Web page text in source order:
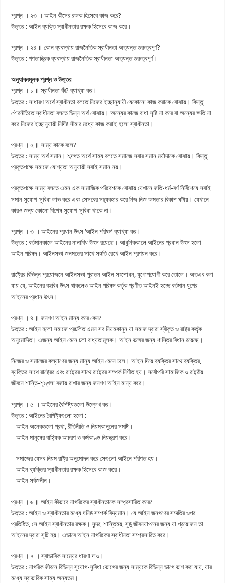
প্রশ্ন ॥ ২৩ ॥ আইন কীসের রক্ষক হিসেবে কাজ করে?
উত্তর : আইন ব্যক্তি স্বাধীনতার রক্ষক হিসেবে কাজ করে।
প্রশ্ন ॥ ২৪ ॥ কোন ব্যবস্থায় রাজনৈতিক স্বাধীনতা অত্যন্ত গুরুত্বপূর্ণ?
উত্তর : গণতান্ত্রিক ব্যবস্থায় রাজনৈতিক স্বাধীনতা অত্যন্ত গুরুত্বপূর্ণ।
অনুধাবনমূলক প্রশ্ন ও উত্তর
প্রশ্ন ॥ ১ ॥ স্বাধীনতা কী? ব্যাখ্যা কর।
উত্তর : সাধারণ অর্থে স্বাধীনতা বলতে নিজের ইচ্ছানুযায়ী যেকোনো কাজ করাকে বোঝায়। কিন্তু
পৌরনীতিতে স্বাধীনতা বলতে ভিন্ন অর্থ বোঝায়। অন্যের কাজে বাধা সৃষ্টি না করে বা অন্যের ক্ষতি না
করে নিজের ইচ্ছানুযায়ী নির্দিষ্ট সীমার মধ্যে কাজ করাই হলো স্বাধীনতা।
প্রশ্ন ॥ ২ ॥ সাম্য কাকে বলে?
উত্তর : সাম্য অর্থ সমান। শব্দগত অর্থে সাম্য বলতে সমাজে সবার সমান মর্যাদাকে বোঝায়। কিন্তু
প্রকৃতপক্ষে সমাজে যোগ্যতা অনুযায়ী সবাই সমান নয়।
প্রকৃতপক্ষে সাম্য বলতে এমন এক সামাজিক পরিবেশকে বোঝায় যেখানে জতি-ধর্ম-বর্ণ নির্বিশেষে সবাই
সমান সুযোগ-সুবিধা লাভ করে এবং সেসবের সদ্ব্যবহার করে নিজ নিজ ক্ষমতার বিকাশ ঘটায়। যেখানে
কারও জন্য কোনো বিশেষ সুযোগ-সুবিধা থাকে না।
প্রশ্ন ॥ ৩ ॥ আইনের প্রধান উৎস ‘আইন পরিষদ’ ব্যাখ্যা কর।
উত্তর : বর্তমানকালে আইনের নানাবিধ উৎস রয়েছে। আধুনিককালে আইনের প্রধান উৎস হলো
আইন পরিষদ। আইনসভা জনমতের সাথে সঙ্গতি রেখে আইন প্রণয়ন করে।
রাষ্ট্রের বিভিন্ন প্রয়োজনে আইনসভা পুরাতন আইন সংশোধন, যুগোপযোগী করে তোলে। অতএব বলা
যায় যে, আইনের বহুবিধ উৎস থাকলেও আইন পরিষদ কর্তৃক প্রণীত আইনই হচ্ছে বর্তমান যুগের
আইনের প্রধান উৎস।
প্রশ্ন ॥ ৪ ॥ জনগণ আইন মান্য করে কেন?
উত্তর : আইন হলো সমাজে প্রচলিত এমন সব নিয়মকানুন যা সমাজ দ্বারা স্বীকৃত ও রাষ্ট্র কর্তৃক
অনুমোদিত। এজন্য আইন মেনে চলা বাধ্যতামূলক। আইন ভঙ্গের জন্য শাস্তির বিধান রয়েছে।
নিজের ও সমাজের কল্যাণের জন্য মানুষ আইন মেনে চলে। আইন দিয়ে ব্যক্তির সাথে ব্যক্তির,
ব্যক্তির সাথে রাষ্ট্রের এবং রাষ্ট্রের সাথে রাষ্ট্রের সম্পর্ক নির্ণীত হয়। সর্বোপরি সামাজিক ও রাষ্ট্রীয়
জীবনে শান্তি-শৃঙ্খলা বজায় রাখার জন্য জনগণ আইন মান্য করে।
প্রশ্ন ॥ ৫ ॥ আইনের বৈশিষ্ট্যগুলো উল্লেখ কর।
উত্তর : আইনের বৈশিষ্ট্যগুলো হলো :
– আইন অনেকগুলো প্রথা, রীতিনীতি ও নিয়মকানুনের সমষ্টি।
– আইন মানুষের বাহ্যিক আচরণ ও কর্মকাণ্ড নিয়ন্ত্রণ করে।
– সমাজের যেসব নিয়ম রাষ্ট্র অনুমোদন করে সেগুলো আইনে পরিণত হয়।
– আইন ব্যক্তির স্বাধীনতার রক্ষক হিসেবে কাজ করে।
– আইন সর্বজনীন।
প্রশ্ন ॥ ৬ ॥ আইন কীভাবে নাগরিকের স্বাধীনতাকে সম্প্রসারিত করে?
উত্তর : আইন ও স্বাধীনতার মধ্যে ঘনিষ্ঠ সম্পর্ক বিদ্যমান। যে আইন জনগণের সম্মতির ওপর
প্রতিষ্ঠিত, সে আইন স্বাধীনতার রক্ষক। সুন্দর, শান্তিময়, সুষ্ঠু জীবনযাপনের জন্য যা প্রয়োজন তা
আইনের দ্বারা সৃষ্টি হয়। এভাবে আইন নাগরিকের স্বাধীনতা সম্প্রসারিত করে।
প্রশ্ন ॥ ৭ ॥ স্বাভাবিক সাম্যের ধারণা দাও।
উত্তর : নাগরিক জীবনে বিভিন্ন সুযোগ-সুবিধা ভোগের জন্য সাম্যকে বিভিন্ন ভাগে ভাগ করা যায়, যার
মধ্যে স্বাভাবিক সাম্য অন্যতম।